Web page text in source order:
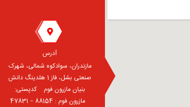
آدرس
مازندران، سوادکوه شمالی، شهرک
صنعتی بشل، فاز 1 هلدینگ دانش
بنیان مازرون فوم ⠀کدپستی:
⠀مازرون فوم : 88154 – 47831